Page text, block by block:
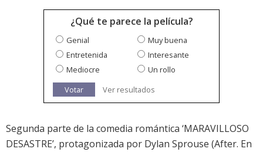
¿Qué te parece la película?
Genial
Muy buena
Entretenida
Interesante
Mediocre
Un rollo
Votar
Ver resultados
Segunda parte de la comedia romántica ‘MARAVILLOSO
DESASTRE’, protagonizada por Dylan Sprouse (After. En